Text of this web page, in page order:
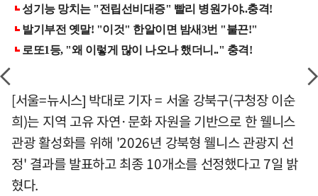
[서울=뉴시스] 박대로 기자 = 서울 강북구(구청장 이순
희)는 지역 고유 자연·문화 자원을 기반으로 한 웰니스
관광 활성화를 위해 '2026년 강북형 웰니스 관광지 선
정' 결과를 발표하고 최종 10개소를 선정했다고 7일 밝
혔다.